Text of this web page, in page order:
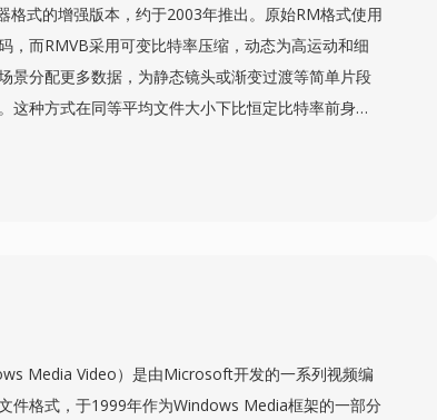
格式的增强版本，约于2003年推出。原始RM格式使用
，而RMVB采用可变比特率压缩，动态为高运动和细
景分配更多数据，为静态镜头或渐变过渡等简单片段
这种方式在同等平均文件大小下比恒定比特率前身提
视觉质量。RMVB在2000年代中期在东亚和东南亚市
编码带来的质量改进。虽然RMVB在大多数用途上已
年代中期的在线媒体存档和个人视频收藏中仍可见到。
Media Video）是由Microsoft开发的一系列视频编
件格式，于1999年作为Windows Media框架的一部分